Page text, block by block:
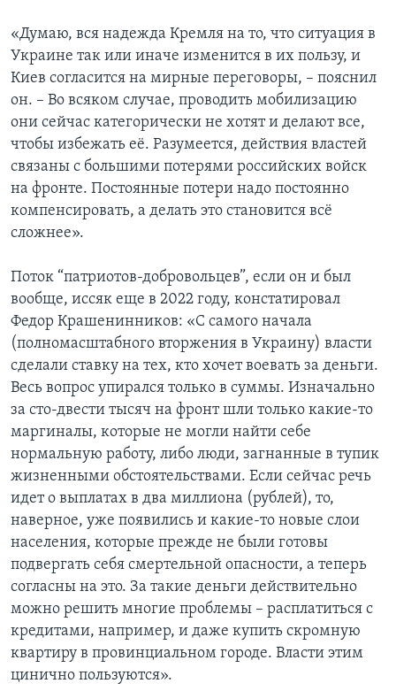
«Думаю, вся надежда Кремля на то, что ситуация в
Украине так или иначе изменится в их пользу, и
Киев согласится на мирные переговоры, – пояснил
он. – Во всяком случае, проводить мобилизацию
они сейчас категорически не хотят и делают все,
чтобы избежать её. Разумеется, действия властей
связаны с большими потерями российских войск
на фронте. Постоянные потери надо постоянно
компенсировать, а делать это становится всё
сложнее».
Поток “патриотов-добровольцев”, если он и был
вообще, иссяк еще в 2022 году, констатировал
Федор Крашенинников: «С самого начала
(полномасштабного вторжения в Украину) власти
сделали ставку на тех, кто хочет воевать за деньги.
Весь вопрос упирался только в суммы. Изначально
за сто-двести тысяч на фронт шли только какие-то
маргиналы, которые не могли найти себе
нормальную работу, либо люди, загнанные в тупик
жизненными обстоятельствами. Если сейчас речь
идет о выплатах в два миллиона (рублей), то,
наверное, уже появились и какие-то новые слои
населения, которые прежде не были готовы
подвергать себя смертельной опасности, а теперь
согласны на это. За такие деньги действительно
можно решить многие проблемы – расплатиться с
кредитами, например, и даже купить скромную
квартиру в провинциальном городе. Власти этим
цинично пользуются».